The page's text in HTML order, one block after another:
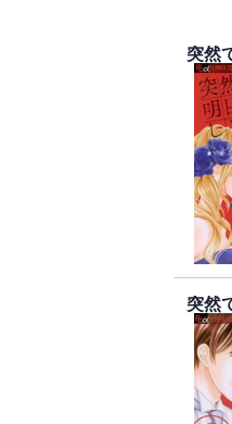
突然
突然